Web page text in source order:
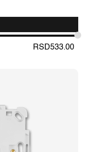
RSD533.00